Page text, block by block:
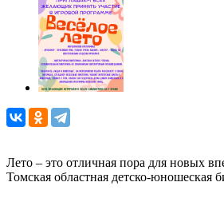
Лето – это отличная пора для новых
Томская областная детско-юношеская